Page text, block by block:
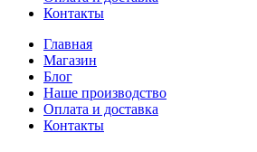
Контакты
Главная
Магазин
Блог
Наше производство
Оплата и доставка
Контакты